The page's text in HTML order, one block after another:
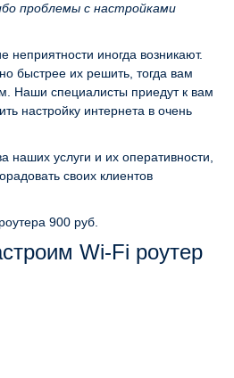
проблемы с настройками
неприятности иногда возникают.
быстрее их решить, тогда вам
Наши специалисты приедут к вам
настройку интернета в очень
наших услуги и их оперативности,
своих клиентов
900 руб.
Wi-Fi роутер